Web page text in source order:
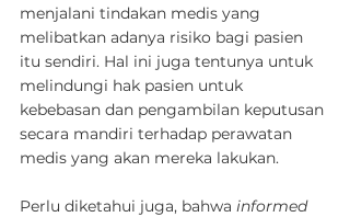
menjalani tindakan medis yang
melibatkan adanya risiko bagi pasien
itu sendiri. Hal ini juga tentunya untuk
melindungi hak pasien untuk
kebebasan dan pengambilan keputusan
secara mandiri terhadap perawatan
medis yang akan mereka lakukan.
Perlu diketahui juga, bahwa informed